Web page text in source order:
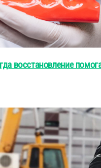
восстановление